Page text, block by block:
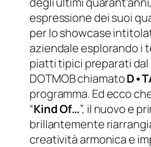
espressione dei suoi
per lo showcase
aziendale esplorando i
piatti tipici preparati
DOTMOB chiamato
programma. Ed ecco
“Kind Of…”, il nuovo e
brillantemente
creatività armonica e